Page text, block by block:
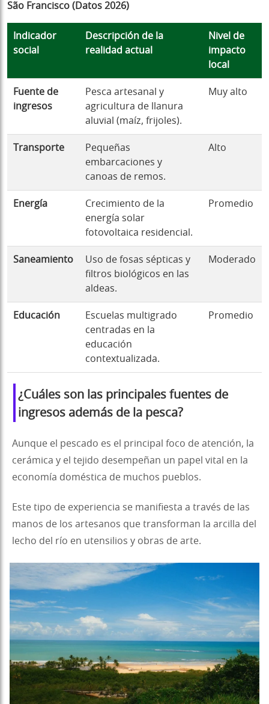
São Francisco (Datos 2026)
Indicador
social
Descripción de la
realidad actual
Nivel de
impacto
local
Fuente de
ingresos
Pesca artesanal y
agricultura de llanura
aluvial (maíz, frijoles).
Muy alto
Transporte
Pequeñas
embarcaciones y
canoas de remos.
Alto
Energía
Crecimiento de la
energía solar
fotovoltaica residencial.
Promedio
Saneamiento
Uso de fosas sépticas y
filtros biológicos en las
aldeas.
Moderado
Educación
Escuelas multigrado
centradas en la
educación
contextualizada.
Promedio
¿Cuáles son las principales fuentes de
ingresos además de la pesca?
Aunque el pescado es el principal foco de atención, la
cerámica y el tejido desempeñan un papel vital en la
economía doméstica de muchos pueblos.
Este tipo de experiencia se manifiesta a través de las
manos de los artesanos que transforman la arcilla del
lecho del río en utensilios y obras de arte.